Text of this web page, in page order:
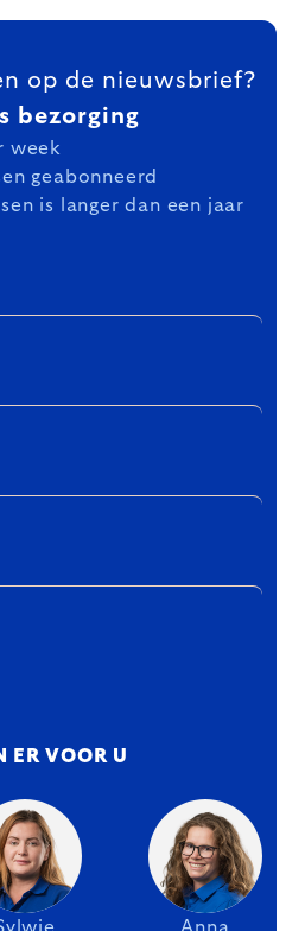
op de nieuwsbrief?
bezorging
week
geabonneerd
is langer dan een jaar
ER VOOR U
Anna